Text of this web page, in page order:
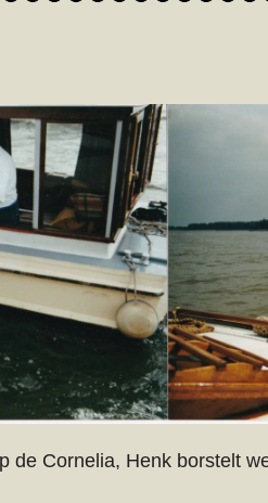
de Cornelia, Henk borstelt